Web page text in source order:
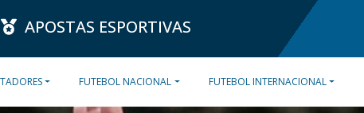
APOSTAS ESPORTIVAS
FUTEBOL NACIONAL FUTEBOL INTERNACIONAL